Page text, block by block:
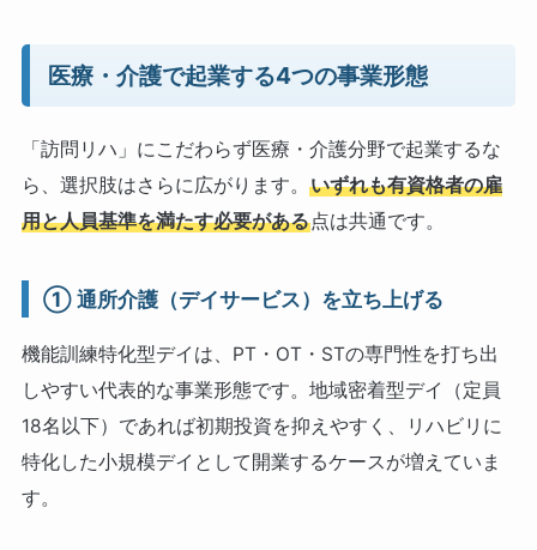
医療・介護で起業する4つの事業形態
「訪問リハ」にこだわらず医療・介護分野で起業するな
ら、選択肢はさらに広がります。 いずれも有資格者の雇
用と人員基準を満たす必要がある点は共通です。
① 通所介護（デイサービス）を立ち上げる
機能訓練特化型デイは、PT・OT・STの専門性を打ち出
しやすい代表的な事業形態です。地域密着型デイ（定員
18名以下）であれば初期投資を抑えやすく、リハビリに
特化した小規模デイとして開業するケースが増えていま
す。